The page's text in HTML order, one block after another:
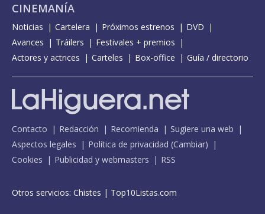
CINEMANÍA
Noticias Cartelera Próximos estrenos
DVD
Avances
Tráilers
Festivales + premios
Actores y actrices
Carteles Box-office Guía / directorio
Contacto Redacción Recomienda
Sugiere una web
Aspectos legales
Política de privacidad (Cambiar)
Cookies
Publicidad y webmasters RSS
Otros servicios: Chistes | Top10Listas.com